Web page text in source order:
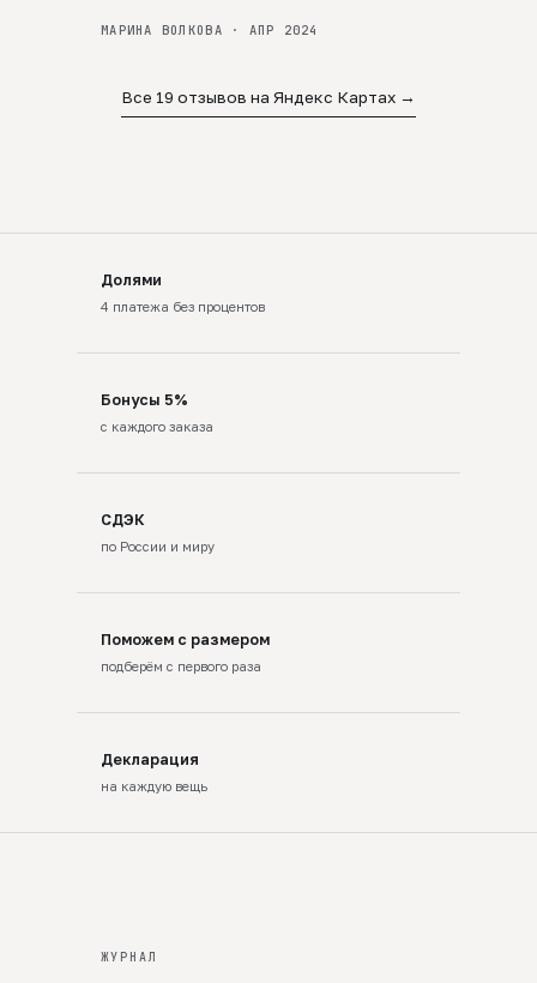
МАРИНА ВОЛКОВА · АПР 2024
Все 19 отзывов на Яндекс Картах →
Долями
4 платежа без процентов
Бонусы 5%
с каждого заказа
СДЭК
по России и миру
Поможем с размером
подберём с первого раза
Декларация
на каждую вещь
ЖУРНАЛ